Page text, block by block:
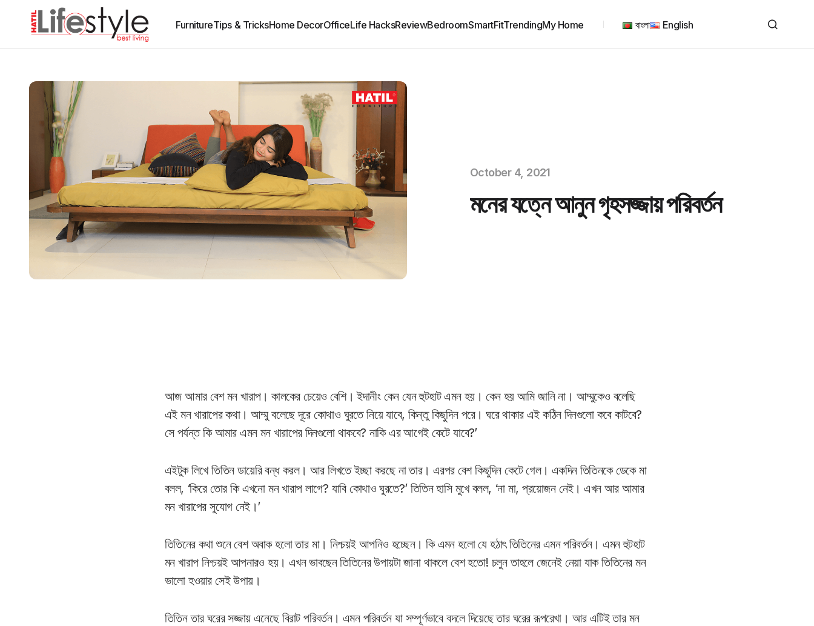
FurnitureTips & TricksHome DecorOfficeLife HacksReviewBedroomSmartFitTrendingMy Home বাংলা English
October 4, 2021
মনের যত্নে আনুন গৃহসজ্জায় পরিবর্তন
আজ আমার বেশ মন খারাপ। কালকের চেয়েও বেশি। ইদানীং কেন যেন হুটহাট এমন হয়। কেন হয় আমি জানি না। আম্মুকেও বলেছি
এই মন খারাপের কথা। আম্মু বলেছে দূরে কোথাও ঘুরতে নিয়ে যাবে, কিন্তু কিছুদিন পরে। ঘরে থাকার এই কঠিন দিনগুলো কবে কাটবে?
সে পর্যন্ত কি আমার এমন মন খারাপের দিনগুলো থাকবে? নাকি এর আগেই কেটে যাবে?’
এইটুক লিখে তিতিন ডায়েরি বন্ধ করল। আর লিখতে ইচ্ছা করছে না তার। এরপর বেশ কিছুদিন কেটে গেল। একদিন তিতিনকে ডেকে মা
বলল, ‘কিরে তোর কি এখনো মন খারাপ লাগে? যাবি কোথাও ঘুরতে?’ তিতিন হাসি মুখে বলল, ‘না মা, প্রয়োজন নেই। এখন আর আমার
মন খারাপের সুযোগ নেই।’
তিতিনের কথা শুনে বেশ অবাক হলো তার মা। নিশ্চয়ই আপনিও হচ্ছেন। কি এমন হলো যে হঠাৎ তিতিনের এমন পরিবর্তন। এমন হুটহাট
মন খারাপ নিশ্চয়ই আপনারও হয়। এখন ভাবছেন তিতিনের উপায়টা জানা থাকলে বেশ হতো! চলুন তাহলে জেনেই নেয়া যাক তিতিনের মন
ভালো হওয়ার সেই উপায়।
তিতিন তার ঘরের সজ্জায় এনেছে বিরাট পরিবর্তন। এমন পরিবর্তন যা সম্পূর্ণভাবে বদলে দিয়েছে তার ঘরের রূপরেখা। আর এটিই তার মন